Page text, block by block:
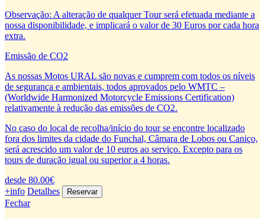
Observação: A alteração de qualquer Tour será efetuada mediante a
nossa disponibilidade, e implicará o valor de 30 Euros por cada hora
extra.
Emissão de CO2
As nossas Motos URAL são novas e cumprem com todos os níveis
de segurança e ambientais, todos aprovados pelo WMTC –
(Worldwide Harmonized Motorcycle Emissions Certification)
relativamente à redução das emissões de CO2.
No caso do local de recolha/início do tour se encontre localizado
fora dos limites da cidade do Funchal, Câmara de Lobos ou Caniço,
será acrescido um valor de 10 euros ao serviço. Excepto para os
tours de duração igual ou superior a 4 horas.
desde 80.00€
+info Detalhes
Fechar